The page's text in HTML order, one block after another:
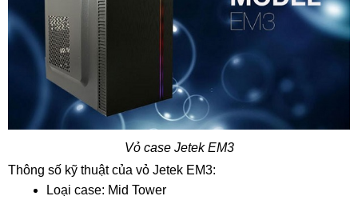
Vỏ case Jetek EM3
Thông số kỹ thuật của vỏ Jetek EM3:
Loại case: Mid Tower